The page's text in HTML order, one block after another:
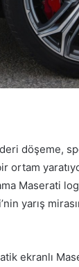
döşeme,
Maserati
yarış
ekranlı